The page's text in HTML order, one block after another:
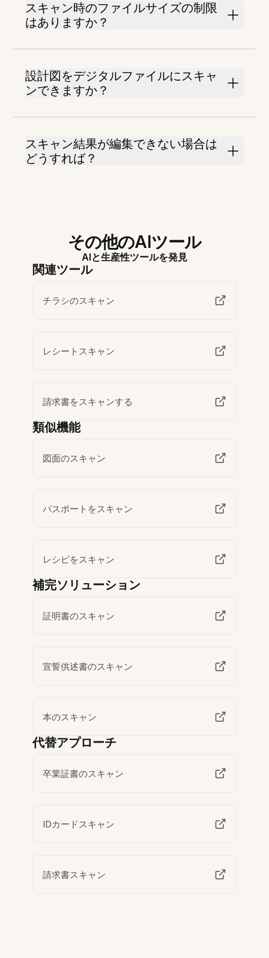
スキャン時のファイルサイズの制限
はありますか？
設計図をデジタルファイルにスキャ
ンできますか？
スキャン結果が編集できない場合は
どうすれば？
その他のAIツール
AIと生産性ツールを発見
関連ツール
チラシのスキャン
レシートスキャン
請求書をスキャンする
類似機能
図面のスキャン
パスポートをスキャン
レシピをスキャン
補完ソリューション
証明書のスキャン
宣誓供述書のスキャン
本のスキャン
代替アプローチ
卒業証書のスキャン
IDカードスキャン
請求書スキャン